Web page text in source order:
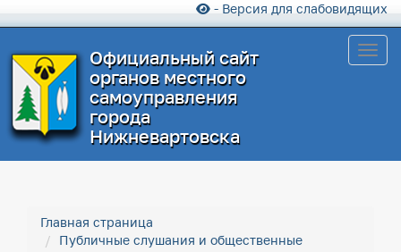
- Версия для слабовидящих
Официальный сайт
органов местного
самоуправления
города
Нижневартовска
Главная страница
Публичные слушания и общественные